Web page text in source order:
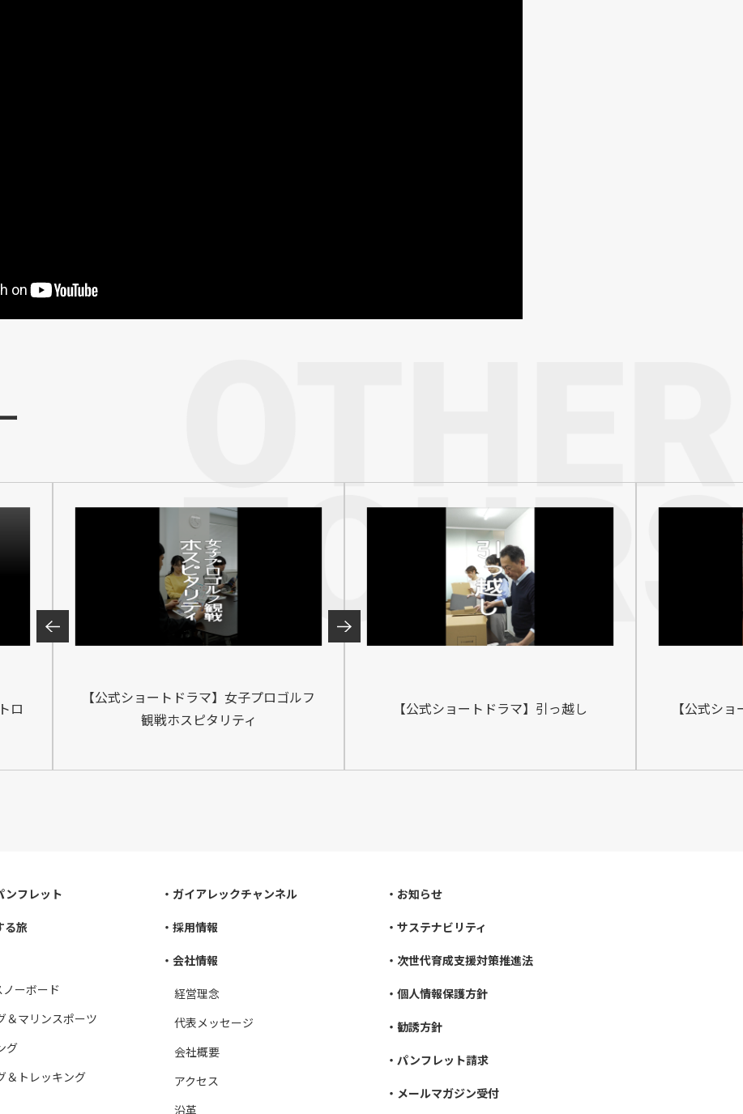
ロ
【公式ショートドラマ】女子プロゴルフ
観戦ホスピタリティ
【公式ショートドラマ】引っ越し 【公式シ
ンフレット
る旅
ーボード
＆マリンスポーツ
グ
＆トレッキング
ガイアレックチャンネル
採用情報
会社情報
経営理念
代表メッセージ
会社概要
アクセス
沿革
お知らせ
サステナビリティ
次世代育成支援対策推進法​
個人情報保護方針
勧誘方針
パンフレット請求
メールマガジン受付